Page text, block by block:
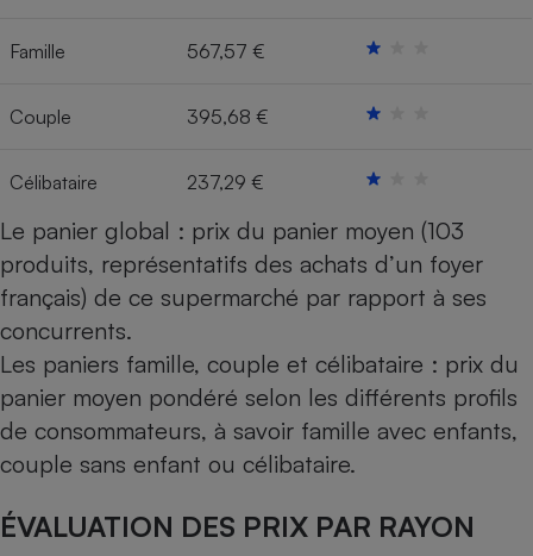
Famille 567,57 €
Couple 395,68 €
Célibataire 237,29 €
Le panier global : prix du panier moyen (103
produits, représentatifs des achats d’un foyer
français) de ce supermarché par rapport à ses
concurrents.
Les paniers famille, couple et célibataire : prix du
panier moyen pondéré selon les différents profils
de consommateurs, à savoir famille avec enfants,
couple sans enfant ou célibataire.
ÉVALUATION DES PRIX PAR RAYON